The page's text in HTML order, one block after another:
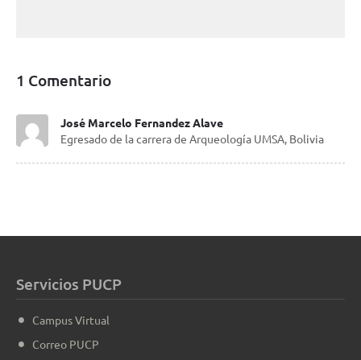
1 Comentario
José Marcelo Fernandez Alave
Egresado de la carrera de Arqueología UMSA, Bolivia
Servicios PUCP
Campus Virtual
Correo PUCP